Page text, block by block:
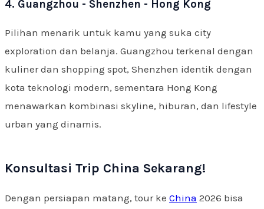
4. Guangzhou - Shenzhen - Hong Kong
Pilihan menarik untuk kamu yang suka city
exploration dan belanja. Guangzhou terkenal dengan
kuliner dan shopping spot, Shenzhen identik dengan
kota teknologi modern, sementara Hong Kong
menawarkan kombinasi skyline, hiburan, dan lifestyle
urban yang dinamis.
Konsultasi Trip China Sekarang!
Dengan persiapan matang, tour ke China 2026 bisa